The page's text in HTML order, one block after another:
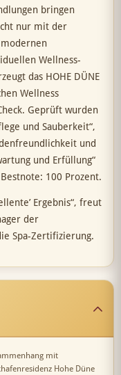
bringen
nur mit der
modernen
Wellness-
das HOHE DÜNE
Wellness
Geprüft wurden
und Sauberkeit“,
und
und Erfüllung“
100 Prozent.
Ergebnis“, freut
der
Spa-Zertifizierung.
mit
Hohe Düne